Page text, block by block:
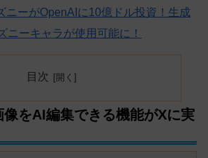
ニーがOpenAIに10億ドル投資！生成
ニーキャラが使用可能に！
目次
をAI編集できる機能がXに実